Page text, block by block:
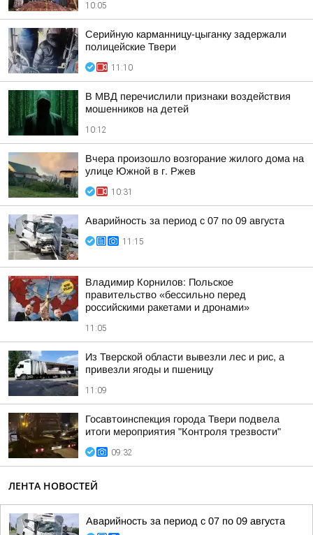
10:05
Серийную карманницу-цыганку задержали
полицейские Твери
11:10
В МВД перечислили признаки воздействия
мошенников на детей
10:12
Вчера произошло возгорание жилого дома на
улице Южной в г. Ржев
10:31
Аварийность за период с 07 по 09 августа
11:15
Владимир Корнилов: Польское
правительство «бессильно перед
российскими ракетами и дронами»
11:05
Из Тверской области вывезли лес и рис, а
привезли ягоды и пшеницу
11:09
Госавтоинспекция города Твери подвела
итоги мероприятия "Контроля трезвости"
09:32
ЛЕНТА НОВОСТЕЙ
Аварийность за период с 07 по 09 августа